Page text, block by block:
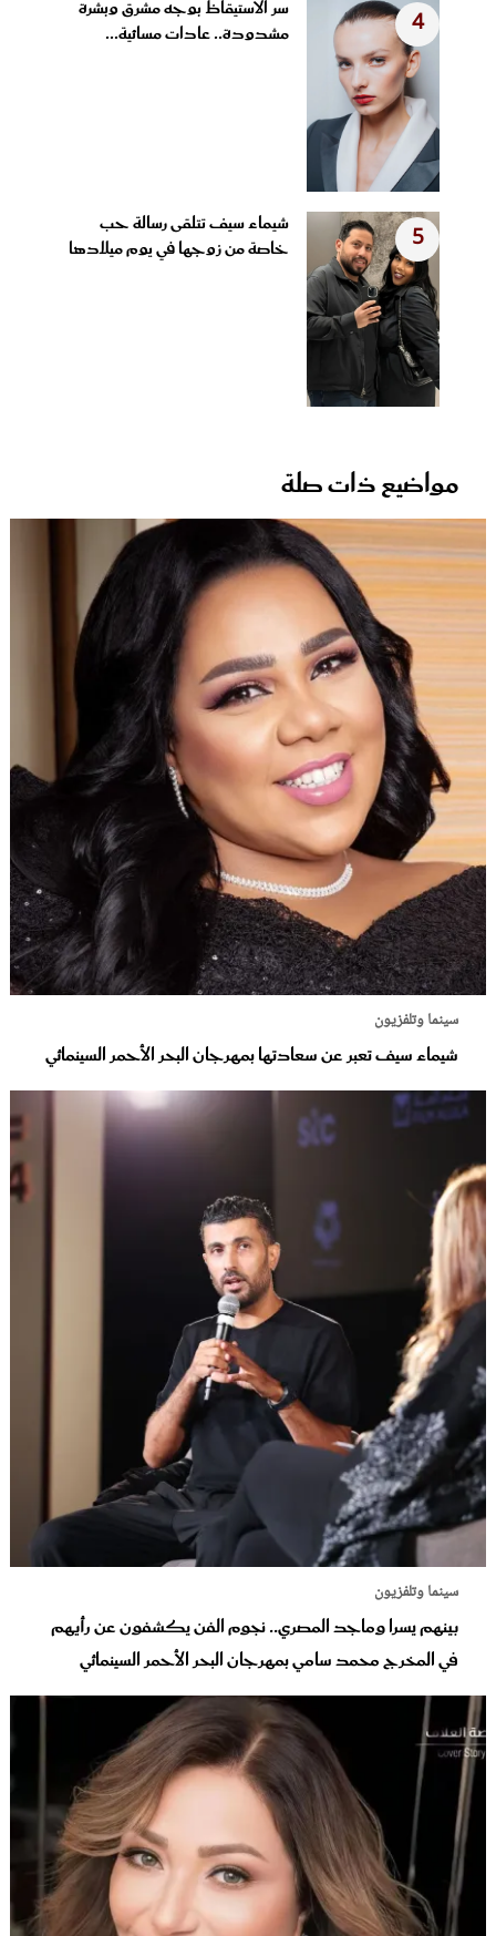
4
سر الاستيقاظ بوجه مشرق وبشرة
مشدودة.. عادات مسائية...
5
شيماء سيف تتلقى رسالة حب
خاصة من زوجها في يوم ميلادها
مواضيع ذات صلة
سينما وتلفزيون
شيماء سيف تعبر عن سعادتها بمهرجان البحر الأحمر السينمائي
سينما وتلفزيون
بينهم يسرا وماجد المصري.. نجوم الفن يكشفون عن رأيهم
في المخرج محمد سامي بمهرجان البحر الأحمر السينمائي